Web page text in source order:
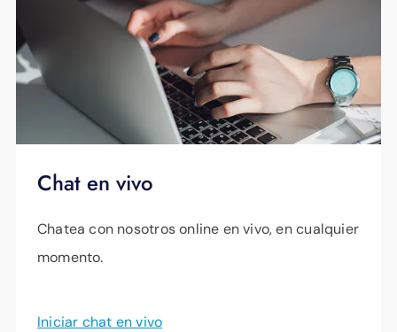
recibir actualizaciones por correo electrónico
y sea uno de los primeros en enterarse de los
nuevos proyectos de energía renovable.
Mantente informado
Chat en vivo
Chatea con nosotros online en vivo, en cualquier
momento.
Iniciar chat en vivo